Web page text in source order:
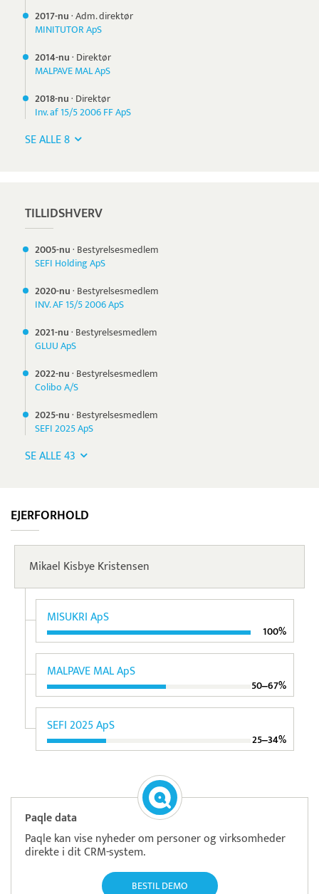
2017-nu·Adm. direktør
MINITUTOR ApS
2014-nu· Direktør
MALPAVE MAL ApS
2018-nu· Direktør
Inv. af 15/5 2006 FF ApS
SE ALLE 8
TILLIDSHVERV
2005-nu· Bestyrelsesmedlem
SEFI Holding ApS
2020-nu· Bestyrelsesmedlem
INV. AF 15/5 2006 ApS
2021-nu· Bestyrelsesmedlem
GLUU ApS
2022-nu· Bestyrelsesmedlem
Colibo A/S
2025-nu· Bestyrelsesmedlem
SEFI 2025 ApS
SE ALLE 43
EJERFORHOLD
Mikael Kisbye Kristensen
MISUKRI ApS
100%
MALPAVE MAL ApS
50‒67%
SEFI 2025 ApS
25‒34%
Paqle data
Paqle kan vise nyheder om personer og virksomheder
direkte i dit CRM-system.
BESTIL DEMO